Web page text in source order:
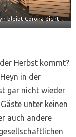
bleibt Corona dicht
Herbst kommt?
in der
gar nicht wieder
unter keinen
auch andere